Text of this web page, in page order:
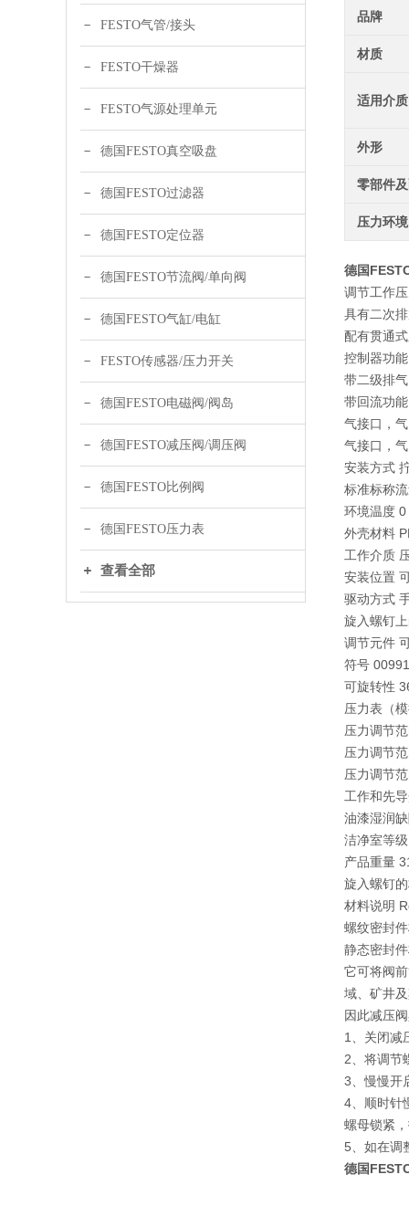
FESTO气管/接头
FESTO干燥器
FESTO气源处理单元
德国FESTO真空吸盘
德国FESTO过滤器
德国FESTO定位器
德国FESTO节流阀/单向阀
德国FESTO气缸/电缸
FESTO传感器/压力开关
德国FESTO电磁阀/阀岛
德国FESTO减压阀/调压阀
德国FESTO比例阀
德国FESTO压力表
查看全部
品牌
材质
适用介质
外形
零部件
压力环境
德国
调节工作
具有二次
配有贯通
控制器功
带二级排气
带回流功能
气接口，
气接口，
安装方式
标准标称
环境温度 0
外壳材料
工作介质
安装位置
驱动方式
旋入螺钉
调节元件
符号
可旋转性
压力表（
压力调节
压力调节
压力调节
工作和先
油漆湿润
洁净室等
产品重量
旋入螺钉
材料说明
螺纹密封
静态密封
它可将阀
域、矿井
因此减压
1、关闭减
2、将调节
3、慢慢开
4、顺时针
螺母锁紧
5、如在调
德国